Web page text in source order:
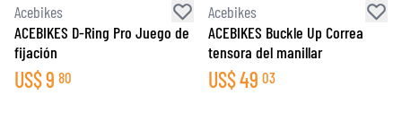
Acebikes
ACEBIKES D-Ring Pro Juego de
fijación
US$9 80
Acebikes
ACEBIKES Buckle Up Correa
tensora del manillar
US$49 03